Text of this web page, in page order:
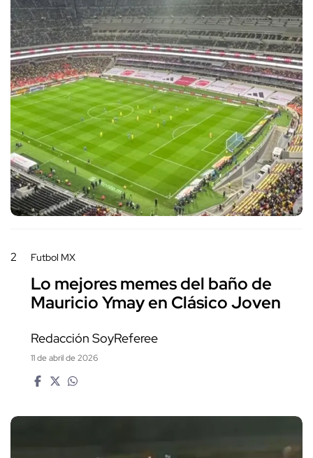
2 Futbol MX
Lo mejores memes del baño de
Mauricio Ymay en Clásico Joven
Redacción SoyReferee
11 de abril de 2026